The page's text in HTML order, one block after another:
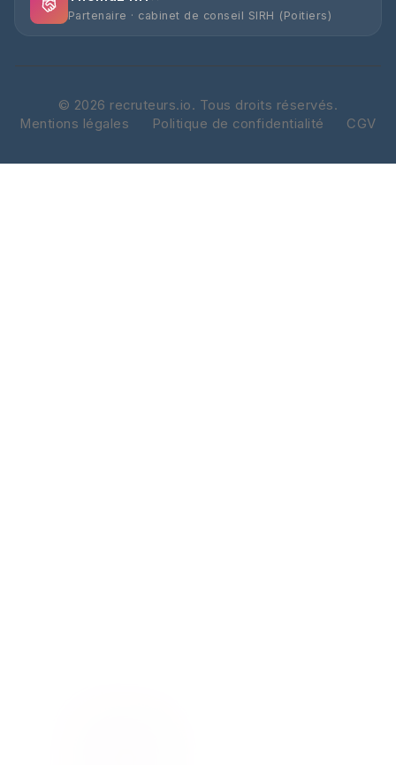
Partenaire · cabinet de conseil SIRH (Poitiers)
© 2026 recruteurs.io. Tous droits réservés.
Mentions légales
Politique de confidentialité CGV